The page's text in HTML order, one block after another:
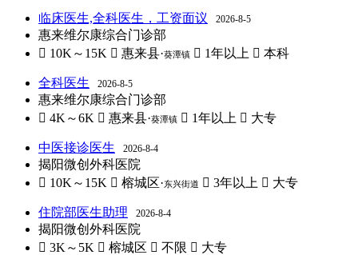
临床医生,全科医生，工资面议 2026-8-5
惠来维尔康综合门诊部
 10K～15K  惠来县·葵潭镇  1年以上  本科
全科医生 2026-8-5
惠来维尔康综合门诊部
 4K～6K  惠来县·葵潭镇  1年以上  大专
中医接诊医生 2026-8-4
揭阳微创外科医院
 10K～15K  榕城区·东兴街道  3年以上  大专
住院部医生助理 2026-8-4
揭阳微创外科医院
 3K～5K  榕城区  不限  大专